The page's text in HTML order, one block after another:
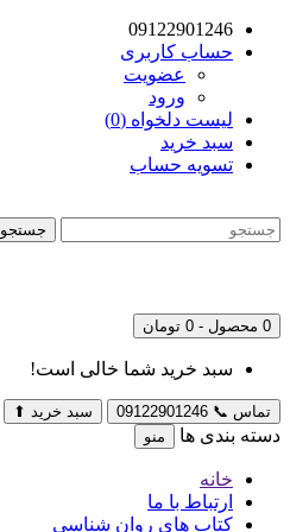
09122901246
حساب کاربری
عضویت
ورود
لیست دلخواه (0)
سبد خرید
تسویه حساب
جستجو
0 محصول - 0 تومان
سبد خرید شما خالی است!
تماس 📞
09122901246 سبد خرید ⬆
دسته بندی ها منو
خانه
ارتباط با ما
کتاب های روان شناسی